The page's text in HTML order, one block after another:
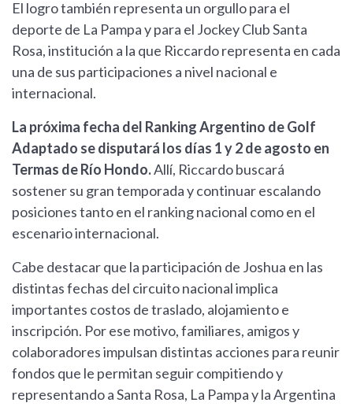
El logro también representa un orgullo para el
deporte de La Pampa y para el Jockey Club Santa
Rosa, institución a la que Riccardo representa en cada
una de sus participaciones a nivel nacional e
internacional.
La próxima fecha del Ranking Argentino de Golf
Adaptado se disputará los días 1 y 2 de agosto en
Termas de Río Hondo.Allí, Riccardo buscará
sostener su gran temporada y continuar escalando
posiciones tanto en el ranking nacional como en el
escenario internacional.
Cabe destacar que la participación de Joshua en las
distintas fechas del circuito nacional implica
importantes costos de traslado, alojamiento e
inscripción. Por ese motivo, familiares, amigos y
colaboradores impulsan distintas acciones para reunir
fondos que le permitan seguir compitiendo y
representando a Santa Rosa, La Pampa y la Argentina